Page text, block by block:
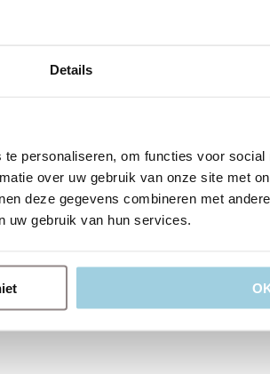
Details
personaliseren, om functies voor social
over uw gebruik van onze site met
deze gegevens combineren met
uw gebruik van hun services.
spiral-reinforced tracheostomy tube, with